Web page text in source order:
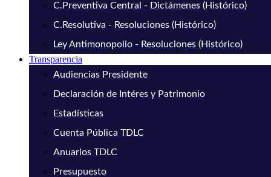
C.Preventiva Central - Dictámenes (Histórico)
C.Resolutiva - Resoluciones (Histórico)
Ley Antimonopolio - Resoluciones (Histórico)
Transparencia
Audiencias Presidente
Declaración de Intéres y Patrimonio
Estadísticas
Cuenta Pública TDLC
Anuarios TDLC
Presupuesto